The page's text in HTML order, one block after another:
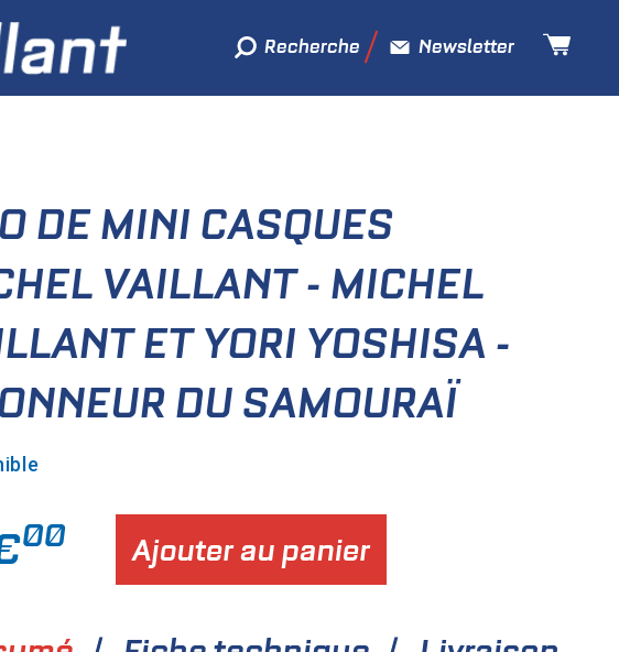
Recherche Newsletter
DE MINI CASQUES
VAILLANT - MICHEL
ET YORI YOSHISA -
DU SAMOURAÏ
00 Ajouter au panier